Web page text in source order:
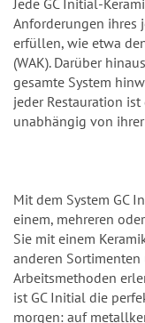
Jede GC Initial-
Anforderungen ihres
erfüllen, wie etwa
(WAK). Darüber
gesamte System
jeder Restauration
unabhängig von
Mit dem System GC
einem, mehreren
Sie mit einem
anderen
Arbeitsmethoden
ist GC Initial die
morgen: auf